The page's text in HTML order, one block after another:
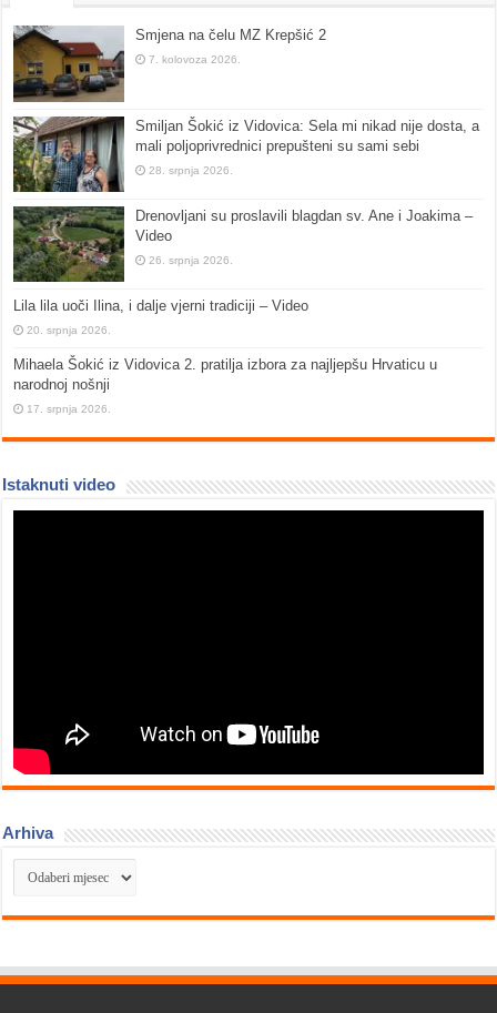
Smjena na čelu MZ Krepšić 2
7. kolovoza 2026.
Smiljan Šokić iz Vidovica: Sela mi nikad nije dosta, a
mali poljoprivrednici prepušteni su sami sebi
28. srpnja 2026.
Drenovljani su proslavili blagdan sv. Ane i Joakima –
Video
26. srpnja 2026.
Lila lila uoči Ilina, i dalje vjerni tradiciji – Video
20. srpnja 2026.
Mihaela Šokić iz Vidovica 2. pratilja izbora za najljepšu Hrvaticu u
narodnoj nošnji
17. srpnja 2026.
Istaknuti video
Arhiva
Arhiva